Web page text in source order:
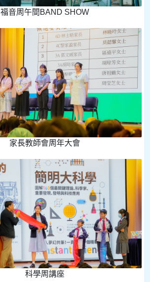
福音周午間BAND SHOW
家長教師會周年大會
科學周講座